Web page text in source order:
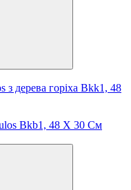
дерева горіха Bkk1, 48